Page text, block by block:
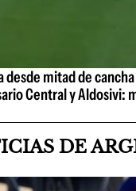
desde mitad de
Central y Aldosivi:
DE